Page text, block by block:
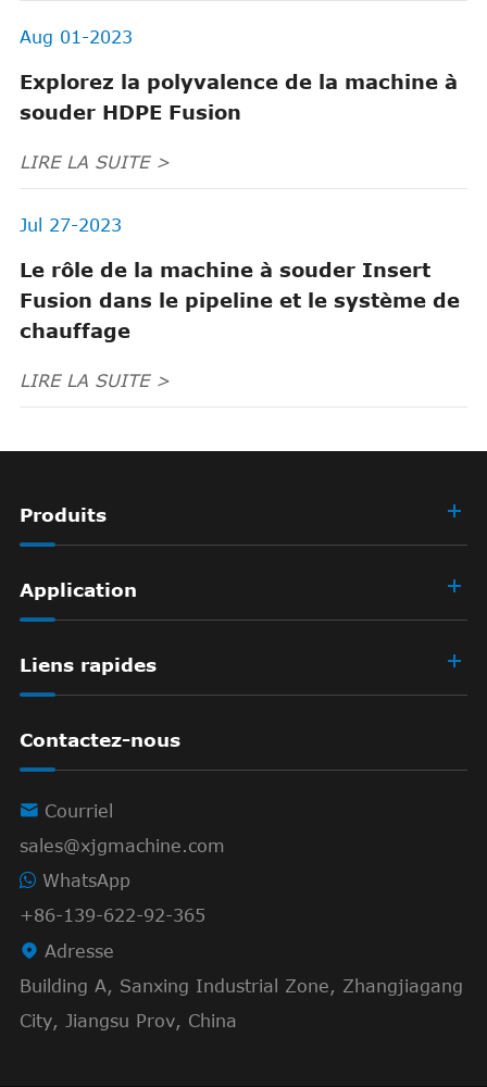
Aug 01-2023
Explorez la polyvalence de la machine à
souder HDPE Fusion
LIRE LA SUITE >
Jul 27-2023
Le rôle de la machine à souder Insert
Fusion dans le pipeline et le système de
chauffage
LIRE LA SUITE >
Produits
Application
Liens rapides
Contactez-nous
 Courriel
sales@xjgmachine.com
WhatsApp
+86-139-622-92-365
 Adresse
Building A, Sanxing Industrial Zone, Zhangjiagang
City, Jiangsu Prov, China